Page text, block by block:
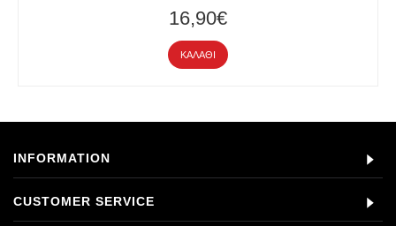
16,90€
ΚΑΛΆΘΙ
INFORMATION
CUSTOMER SERVICE